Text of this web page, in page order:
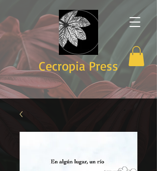
Cecropia Press